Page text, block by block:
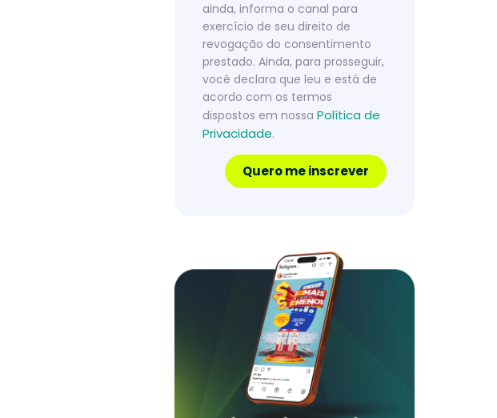
ainda, informa o canal para
exercício de seu direito de
revogação do consentimento
prestado. Ainda, para prosseguir,
você declara que leu e está de
acordo com os termos
dispostos em nossa Política de
Privacidade.
Quero me inscrever